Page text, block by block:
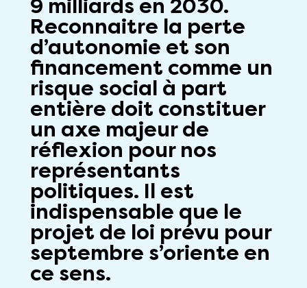
9 milliards en 2030.
Reconnaitre la perte
d’autonomie et son
financement comme un
risque social à part
entière doit constituer
un axe majeur de
réflexion pour nos
représentants
politiques. Il est
indispensable que le
projet de loi prévu pour
septembre s’oriente en
ce sens.